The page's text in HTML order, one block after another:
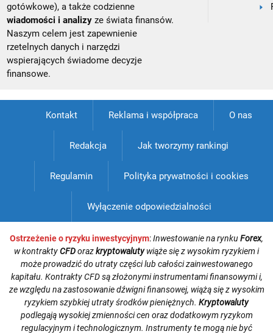
gotówkowe), a także codzienne
wiadomości i analizy ze świata finansów.
Naszym celem jest zapewnienie
rzetelnych danych i narzędzi
wspierających świadome decyzje
finansowe.
Kontakt Reklama i współpraca O nas
Redakcja Jak tworzymy rankingi
Regulamin Polityka prywatności i cookies
Wyłączenie odpowiedzialności
Ostrzeżenie o ryzyku inwestycyjnym:Inwestowanie na rynkuForex,
w kontraktyCFDorazkryptowalutywiąże się z wysokim ryzykiem i
może prowadzić do utraty części lub całości zainwestowanego
kapitału. Kontrakty CFD są złożonymi instrumentami finansowymi i,
ze względu na zastosowanie dźwigni finansowej, wiążą się z wysokim
ryzykiem szybkiej utraty środków pieniężnych. Kryptowaluty
podlegają wysokiej zmienności cen oraz dodatkowym ryzykom
regulacyjnym i technologicznym. Instrumenty te mogą nie być